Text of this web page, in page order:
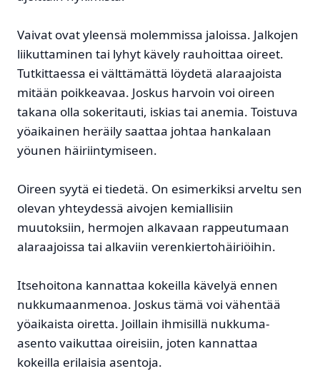
Vaivat ovat yleensä molemmissa jaloissa. Jalkojen
liikuttaminen tai lyhyt kävely rauhoittaa oireet.
Tutkittaessa ei välttämättä löydetä alaraajoista
mitään poikkeavaa. Joskus harvoin voi oireen
takana olla sokeritauti, iskias tai anemia. Toistuva
yöaikainen heräily saattaa johtaa hankalaan
yöunen häiriintymiseen.
Oireen syytä ei tiedetä. On esimerkiksi arveltu sen
olevan yhteydessä aivojen kemiallisiin
muutoksiin, hermojen alkavaan rappeutumaan
alaraajoissa tai alkaviin verenkiertohäiriöihin.
Itsehoitona kannattaa kokeilla kävelyä ennen
nukkumaanmenoa. Joskus tämä voi vähentää
yöaikaista oiretta. Joillain ihmisillä nukkuma-
asento vaikuttaa oireisiin, joten kannattaa
kokeilla erilaisia asentoja.